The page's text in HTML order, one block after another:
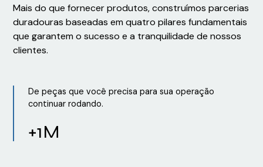
Mais do que fornecer produtos, construímos parcerias
duradouras baseadas em quatro pilares fundamentais
que garantem o sucesso e a tranquilidade de nossos
clientes.
De peças que você precisa para sua operação
continuar rodando.
+1M